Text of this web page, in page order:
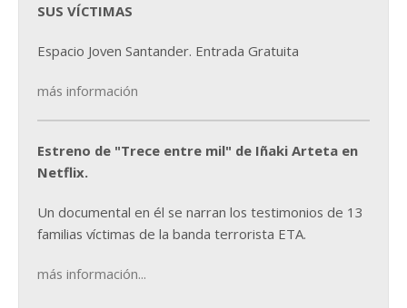
SUS VÍCTIMAS
Espacio Joven Santander. Entrada Gratuita
más información
Estreno de "Trece entre mil" de Iñaki Arteta en
Netflix.
Un documental en él se narran los testimonios de 13
familias víctimas de la banda terrorista ETA.
más información...